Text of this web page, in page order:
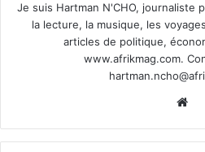
Je suis Hartman N'CHO, journaliste
la lecture, la musique, les
articles de politique,
www.afrikmag.com.